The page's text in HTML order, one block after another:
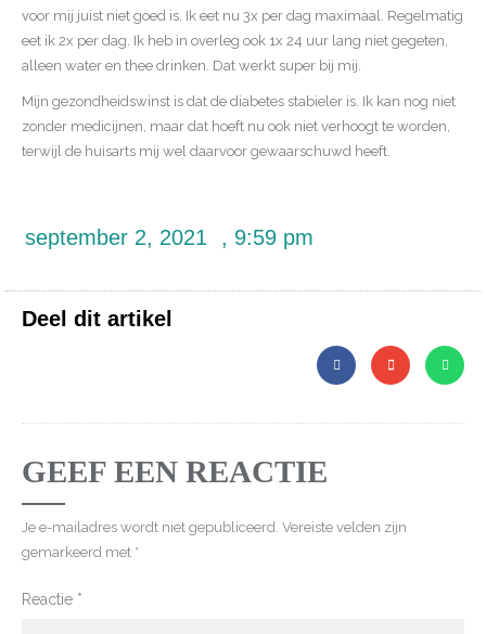
voor mij juist niet goed is. Ik eet nu 3x per dag maximaal. Regelmatig
eet ik 2x per dag. Ik heb in overleg ook 1x 24 uur lang niet gegeten,
alleen water en thee drinken. Dat werkt super bij mij.
Mijn gezondheidswinst is dat de diabetes stabieler is. Ik kan nog niet
zonder medicijnen, maar dat hoeft nu ook niet verhoogt te worden,
terwijl de huisarts mij wel daarvoor gewaarschuwd heeft.
september 2, 2021 , 9:59 pm
Deel dit artikel
GEEF EEN REACTIE
Je e-mailadres wordt niet gepubliceerd. Vereiste velden zijn
gemarkeerd met *
Reactie *